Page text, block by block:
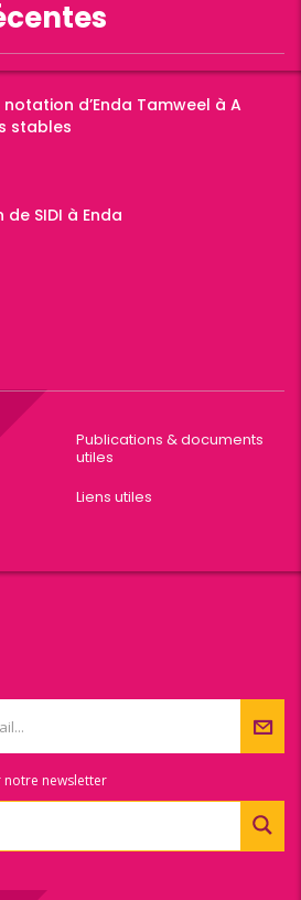
d’Enda Tamweel à A
stables
SIDI à Enda
Publications & documents
utiles
Liens utiles
notre newsletter